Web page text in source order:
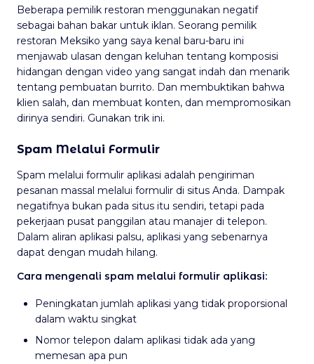
Beberapa pemilik restoran menggunakan negatif
sebagai bahan bakar untuk iklan. Seorang pemilik
restoran Meksiko yang saya kenal baru-baru ini
menjawab ulasan dengan keluhan tentang komposisi
hidangan dengan video yang sangat indah dan menarik
tentang pembuatan burrito. Dan membuktikan bahwa
klien salah, dan membuat konten, dan mempromosikan
dirinya sendiri. Gunakan trik ini.
Spam Melalui Formulir
Spam melalui formulir aplikasi adalah pengiriman
pesanan massal melalui formulir di situs Anda. Dampak
negatifnya bukan pada situs itu sendiri, tetapi pada
pekerjaan pusat panggilan atau manajer di telepon.
Dalam aliran aplikasi palsu, aplikasi yang sebenarnya
dapat dengan mudah hilang.
Cara mengenali spam melalui formulir aplikasi:
Peningkatan jumlah aplikasi yang tidak proporsional
dalam waktu singkat
Nomor telepon dalam aplikasi tidak ada yang
memesan apa pun